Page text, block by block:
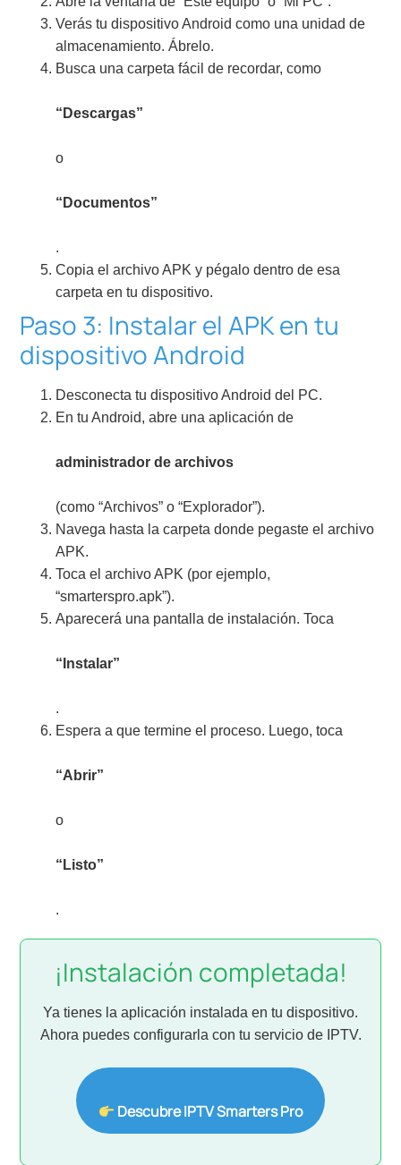
Verás tu dispositivo Android como una unidad de
almacenamiento. Ábrelo.
Busca una carpeta fácil de recordar, como
“Descargas”
o
“Documentos”
.
Copia el archivo APK y pégalo dentro de esa
carpeta en tu dispositivo.
Paso 3: Instalar el APK en tu
dispositivo Android
Desconecta tu dispositivo Android del PC.
En tu Android, abre una aplicación de
administrador de archivos
(como “Archivos” o “Explorador”).
Navega hasta la carpeta donde pegaste el archivo
APK.
Toca el archivo APK (por ejemplo,
“smarterspro.apk”).
Aparecerá una pantalla de instalación. Toca
“Instalar”
.
Espera a que termine el proceso. Luego, toca
“Abrir”
o
“Listo”
.
¡Instalación completada!
Ya tienes la aplicación instalada en tu dispositivo.
Ahora puedes configurarla con tu servicio de IPTV.
Descubre IPTV Smarters Pro